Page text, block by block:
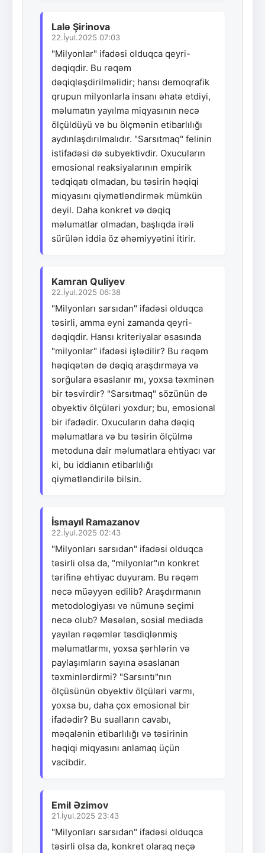
Lalə Şirinova
22.İyul.2025 07:03
"Milyonlar" ifadəsi olduqca qeyri-
dəqiqdir. Bu rəqəm
dəqiqləşdirilməlidir; hansı demoqrafik
qrupun milyonlarla insanı əhatə etdiyi,
məlumatın yayılma miqyasının necə
ölçüldüyü və bu ölçmənin etibarlılığı
aydınlaşdırılmalıdır. "Sarsıtmaq" felinin
istifadəsi də subyektivdir. Oxucuların
emosional reaksiyalarının empirik
tədqiqatı olmadan, bu təsirin həqiqi
miqyasını qiymətləndirmək mümkün
deyil. Daha konkret və dəqiq
məlumatlar olmadan, başlıqda irəli
sürülən iddia öz əhəmiyyətini itirir.
Kamran Quliyev
22.İyul.2025 06:38
"Milyonları sarsıdan" ifadəsi olduqca
təsirli, amma eyni zamanda qeyri-
dəqiqdir. Hansı kriteriyalar əsasında
"milyonlar" ifadəsi işlədilir? Bu rəqəm
həqiqətən də dəqiq araşdırmaya və
sorğulara əsaslanır mı, yoxsa təxminən
bir təsvirdir? "Sarsıtmaq" sözünün də
obyektiv ölçüləri yoxdur; bu, emosional
bir ifadədir. Oxucuların daha dəqiq
məlumatlara və bu təsirin ölçülmə
metoduna dair məlumatlara ehtiyacı var
ki, bu iddianın etibarlılığı
qiymətləndirilə bilsin.
İsmayıl Ramazanov
22.İyul.2025 02:43
"Milyonları sarsıdan" ifadəsi olduqca
təsirli olsa da, "milyonlar"ın konkret
tərifinə ehtiyac duyuram. Bu rəqəm
necə müəyyən edilib? Araşdırmanın
metodologiyası və nümunə seçimi
necə olub? Məsələn, sosial mediada
yayılan rəqəmlər təsdiqlənmiş
məlumatlarmı, yoxsa şərhlərin və
paylaşımların sayına əsaslanan
təxminlərdirmi? "Sarsıntı"nın
ölçüsünün obyektiv ölçüləri varmı,
yoxsa bu, daha çox emosional bir
ifadədir? Bu sualların cavabı,
məqalənin etibarlılığı və təsirinin
həqiqi miqyasını anlamaq üçün
vacibdir.
Emil Əzimov
21.İyul.2025 23:43
"Milyonları sarsıdan" ifadəsi olduqca
təsirli olsa da, konkret olaraq neçə